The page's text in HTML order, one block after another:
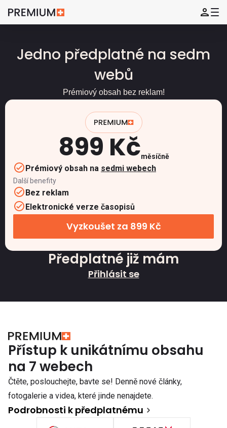
Jedno předplatné na sedm
webů
Prémiový obsah bez reklam!
899 Kčměsíčně
Prémiový obsah na sedmi webech
Další benefity
Bez reklam
Elektronické verze časopisů
Vyzkoušet za 899 Kč
Předplatné již mám
Přihlásit se
Přístup k unikátnímu obsahu
na 7 webech
Čtěte, poslouchejte, bavte se! Denně nové články,
fotogalerie a videa, které jinde nenajdete.
Podrobnosti k předplatnému